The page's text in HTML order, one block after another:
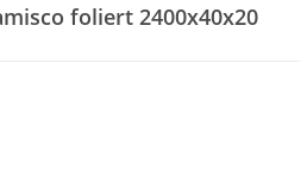
foliert 2400x40x20